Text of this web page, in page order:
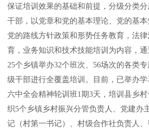
保证培训效果的基础和前提，分级分类
干部，以党章和党的基本理论、党的基本
党的路线方针政策和形势任务教育，法
育，业务知识和技术技能培训为内容，
25个乡镇举办32个班次、56场次的各类
级干部进行全覆盖培训。目前，已举办
六中全会精神轮训班1期3天，培训县乡村
织5个乡镇乡村振兴分管负责人、党建办
记（村第一书记）、村级合作社负责人、